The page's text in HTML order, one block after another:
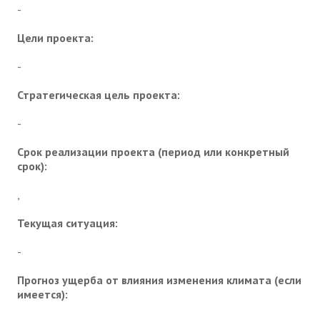
-
Цели проекта:
-
Стратегическая цель проекта:
-
Срок реализации проекта (период или конкретный
срок):
,
Текущая ситуация:
-
Прогноз ущерба от влияния изменения климата (если
имеется):